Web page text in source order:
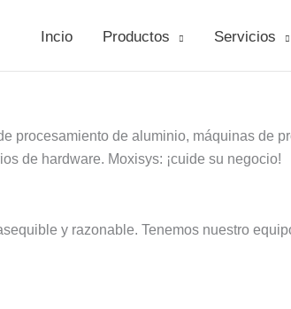
Incio Productos Servicios
procesamiento de aluminio, máquinas de
de hardware. Moxisys: ¡cuide su negocio!
y razonable. Tenemos nuestro